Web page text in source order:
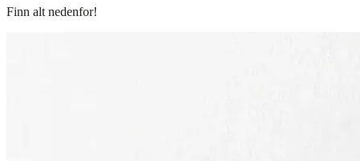
Finn alt nedenfor!